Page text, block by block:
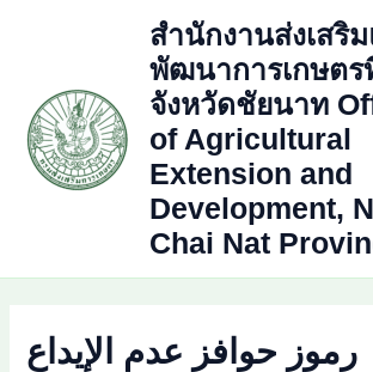
สำนักงานส่งเสริ
พัฒนาการเกษตร
จังหวัดชัยนาท
of Agricultural
Extension and
Development,
Chai Nat
رموز حوافز عدم الإيداع